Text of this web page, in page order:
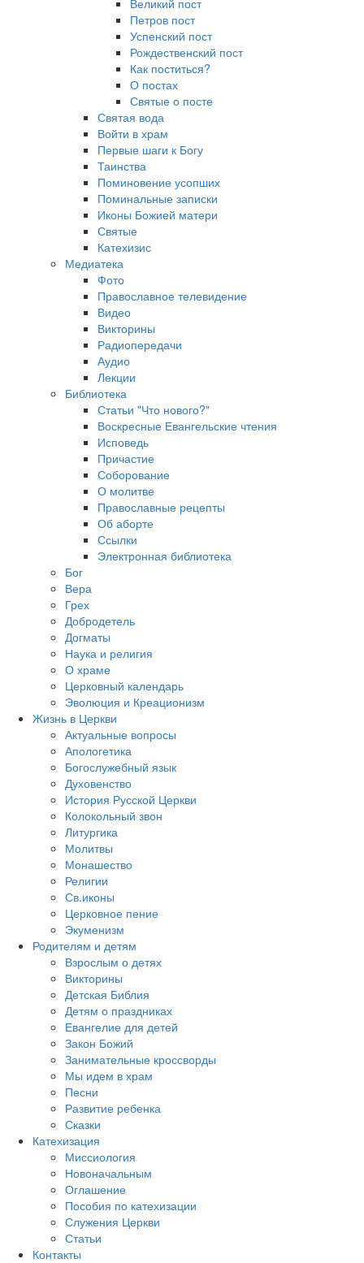
Великий пост
Петров пост
Успенский пост
Рождественский пост
Как поститься?
О постах
Святые о посте
Святая вода
Войти в храм
Первые шаги к Богу
Таинства
Поминовение усопших
Поминальные записки
Иконы Божией матери
Святые
Катехизис
Медиатека
Фото
Православное телевидение
Видео
Викторины
Радиопередачи
Аудио
Лекции
Библиотека
Статьи "Что нового?"
Воскресные Евангельские чтения
Исповедь
Причастие
Соборование
О молитве
Православные рецепты
Об аборте
Ссылки
Электронная библиотека
Бог
Вера
Грех
Добродетель
Догматы
Наука и религия
О храме
Церковный календарь
Эволюция и Креационизм
Жизнь в Церкви
Актуальные вопросы
Апологетика
Богослужебный язык
Духовенство
История Русской Церкви
Колокольный звон
Литургика
Молитвы
Монашество
Религии
Св.иконы
Церковное пение
Экуменизм
Родителям и детям
Взрослым о детях
Викторины
Детская Библия
Детям о праздниках
Евангелие для детей
Закон Божий
Занимательные кроссворды
Мы идем в храм
Песни
Развитие ребенка
Сказки
Катехизация
Миссиология
Новоначальным
Оглашение
Пособия по катехизации
Служения Церкви
Статьи
Контакты